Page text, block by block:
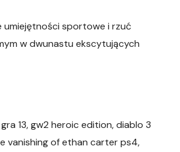
umiejętności sportowe i rzuć
w dwunastu ekscytujących
13, gw2 heroic edition, diablo 3
vanishing of ethan carter ps4,